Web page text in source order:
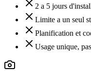
2 a 5 jours
Limite a un seul
Planification et
Usage unique,